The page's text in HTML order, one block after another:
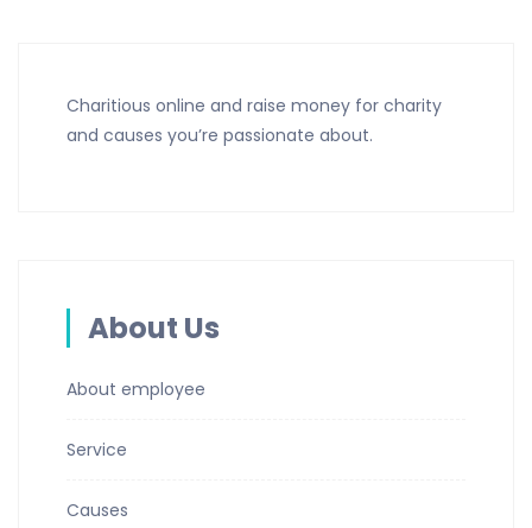
Charitious online and raise money for charity
and causes you’re passionate about.
About Us
About employee
Service
Causes